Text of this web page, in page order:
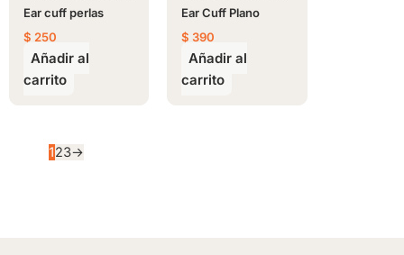
Ear cuff perlas
$ 250
Añadir al
carrito
Ear Cuff Plano
$ 390
Añadir al
carrito
123→